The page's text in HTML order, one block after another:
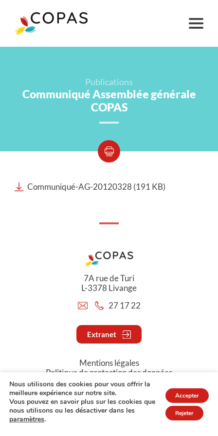
Publications
Communiqué Assemblée générale
COPAS
Communiqué-AG-20120328 (191 KB)
7A rue de Turi
L-3378 Livange
27 17 22
Extranet
Mentions légales
Politique de protection des données
© Copyright 2026 - COPAS
Nous utilisons des cookies pour vous offrir la
meilleure expérience sur notre site.
Vous pouvez en savoir plus sur les cookies que
nous utilisons ou les désactiver dans les
paramètres.
Accepter
Rejeter